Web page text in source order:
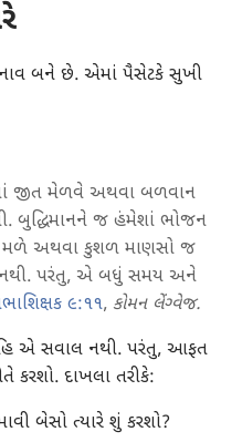
બને છે. એમાં પૈસેટકે સુખી
જીત મેળવે અથવા બળવાન
બુદ્ધિમાનને જ હંમેશાં ભોજન
મળે અથવા કુશળ માણસો જ
નથી. પરંતુ, એ બધું સમય અને
૯:૧૧, કોમન લેંગ્વેજ.
એ સવાલ નથી. પરંતુ, આફત
કરશો. દાખલા તરીકે:
બેસો ત્યારે શું કરશો?